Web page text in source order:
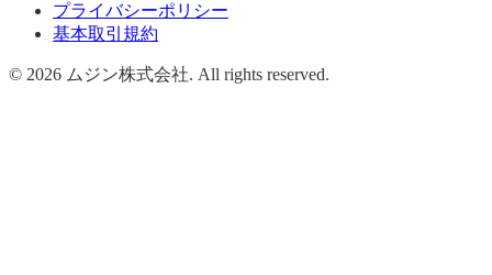
プライバシーポリシー
基本取引規約
© 2026 ムジン株式会社. All rights reserved.